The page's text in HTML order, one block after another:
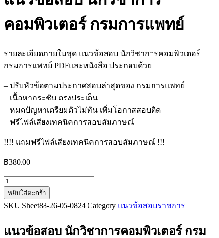
คอมพิวเตอร์ กรมการแพทย์
รายละเอียดภายในชุด แนวข้อสอบ นักวิชาการคอมพิวเตอร์
กรมการแพทย์ PDFและหนังสือ ประกอบด้วย
– ปรับหัวข้อตามประกาศสอบล่าสุดของ กรมการแพทย์
– เนื้อหากระชับ ตรงประเด็น
– หมดปัญหาเตรียมตัวไม่ทัน เพิ่มโอกาสสอบติด
– ฟรีไฟล์เสียงเทคนิคการสอบสัมภาษณ์
!!!! แถมฟรีไฟล์เสียงเทคนิคการสอบสัมภาษณ์ !!!
฿380.00
จำนวน
แนว
ข้อสอบ
วิชาการ
หยิบใส่ตะกร้า
SKU Sheet88-26-05-0824 Category แนวข้อสอบราชการ
แนวข้อสอบ นักวิชาการคอมพิวเตอร์ กรม